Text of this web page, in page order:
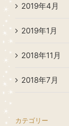
2019年4月
2019年1月
2018年11月
2018年7月
カテゴリー